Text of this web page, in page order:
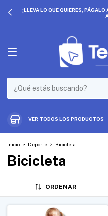
¡LLEVA LO QUE QUIERES,
VER TODOS LOS PRODUCTOS
Inicio > Deporte > Bicicleta
Bicicleta
ORDENAR